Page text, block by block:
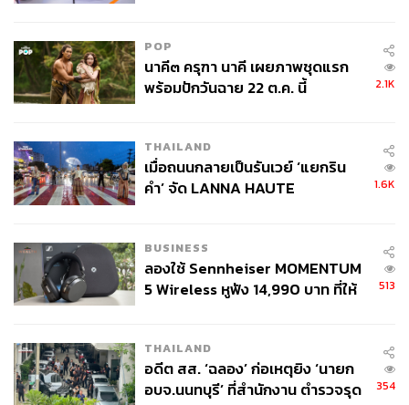
67
พลอยจันทร์ สุขคง
Senior Content Creator ประจำกองไลฟ์สไตล์
สำนักข่าว THE STANDARD
POP
นาคี๓ ครุฑา นาคี เผยภาพชุดแรก
พร้อมปักวันฉาย 22 ต.ค. นี้
2.1K
THAILAND
เมื่อถนนกลายเป็นรันเวย์ ‘แยกริน
คำ’ จัด LANNA HAUTE
1.6K
BUSINESS
ลองใช้ Sennheiser MOMENTUM
5 Wireless หูฟัง 14,990 บาท ที่ให้
513
THAILAND
อดีต สส. ‘ฉลอง’ ก่อเหตุยิง ‘นายก
อบจ.นนทบุรี’ ที่สำนักงาน ตำรวจรุด
354